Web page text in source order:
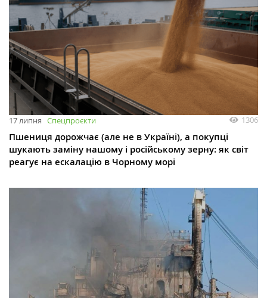
17 липня Спецпроєкти 1306
Пшениця дорожчає (але не в Україні), а покупці
шукають заміну нашому і російському зерну: як світ
реагує на ескалацію в Чорному морі